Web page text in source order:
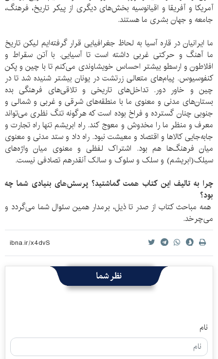
آمریکا و آفریقا و اقیانوسیه بخش‌های دیگری از پیکر تاریخ، فرهنگ،
جامعه و جهان بشری ما هستند.
ما ایرانیان در قاره آسیا به لحاظ جغرافیایی قرار گرفته‌ایم لیکن تاریخ
ما آهنگ و حرکتی غربی داشته است تا آسیایی. با آتن سقراط و
افلاطون و ارسطو بیشتر احساس خویشاوندی می‌کنم تا با چین و پکن
کنفوسیوس. پیام‌های متعالی زرتشت در یونان بیشتر شنیده شد تا در
چین و خاور دور. تداخل‌های تاریخی و تلاقی‌های فرهنگی بده‌
بستان‌های مدنی و معنوی ما با منطقه‌های شرقی و غربی و شمالی و
جنوبی چنان گسترده و فراخ بوده است که هرگونه تنگ نظری می‌تواند
معرف و منظر ما را مخدوش و معوج کند. راه ابریشم تنها راه تجارت و
جابه‌جایی کالاها و اقتصاد و معیشت نبود. راه داد و ستد مدنی و معنوی
میان فرهنگ‌ها هم بود. اشتراک لفظی و معنوی میان واژه‌های
سیلک(ابریشم) و سلک و سلوک و سالک آنقدرهم تصادفی نیست.
چرا به تالیف این کتاب همت گماشتید؟ پرسش‌های بنیادی شما چه
بود؟
همه مباحث کتاب از صدر تا ذیل، برمدار همین سئوال شما می‌گردد و
می‌چرخد.
نظر شما
نام